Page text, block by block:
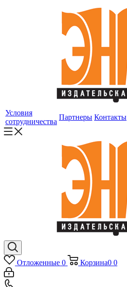
Условия
сотрудничества
Партнеры Контакты
Отложенные 0 Корзина0 0